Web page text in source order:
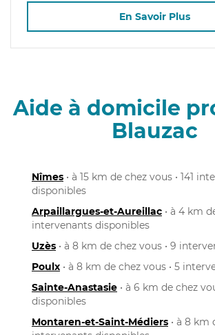
En Savoir Plus
Aide à domicile
Blauzac
Nîmes • à 15 km de chez vous • 141
disponibles
Arpaillargues-et-Aureillac • à 4 km
intervenants disponibles
Uzès • à 8 km de chez vous • 9
Poulx • à 8 km de chez vous • 5
Sainte-Anastasie • à 6 km de chez
disponibles
Montaren-et-Saint-Médiers • à 8 km